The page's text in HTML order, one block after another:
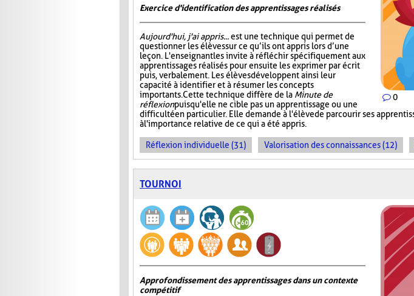
0
Exercice d'identification des apprentissages réalisés
Aujourd'hui, j'ai appris...est une technique qui permet de
questionner les élèves sur ce qu’ils ont appris lors d’une
leçon. L'enseignant les invite à réfléchir spécifiquement aux
apprentissages réalisés pour ensuite les exprimer par écrit
puis, verbalement. Les élèves développent ainsi leur
capacité à identifier et à résumer les concepts
importants. Cette technique diffère de la Minute de
réflexionpuisqu'elle ne cible pas un apprentissage ou une
difficulté en particulier. Elle demande à l'élève de parcourir ses
à l'importance relative de ce qui a été appris.
Réflexion individuelle (31) Valorisation des connaissances (12)
TOURNOI
Approfondissement des apprentissages dans un contexte
compétitif